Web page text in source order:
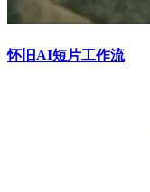
怀旧AI短片工作流